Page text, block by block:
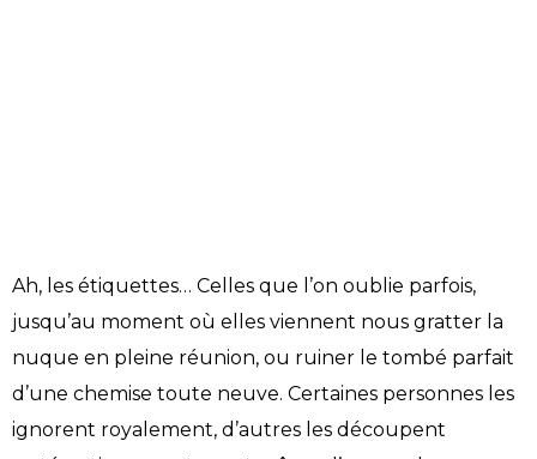
Ah, les étiquettes… Celles que l’on oublie parfois,
jusqu’au moment où elles viennent nous gratter la
nuque en pleine réunion, ou ruiner le tombé parfait
d’une chemise toute neuve. Certaines personnes les
ignorent royalement, d’autres les découpent